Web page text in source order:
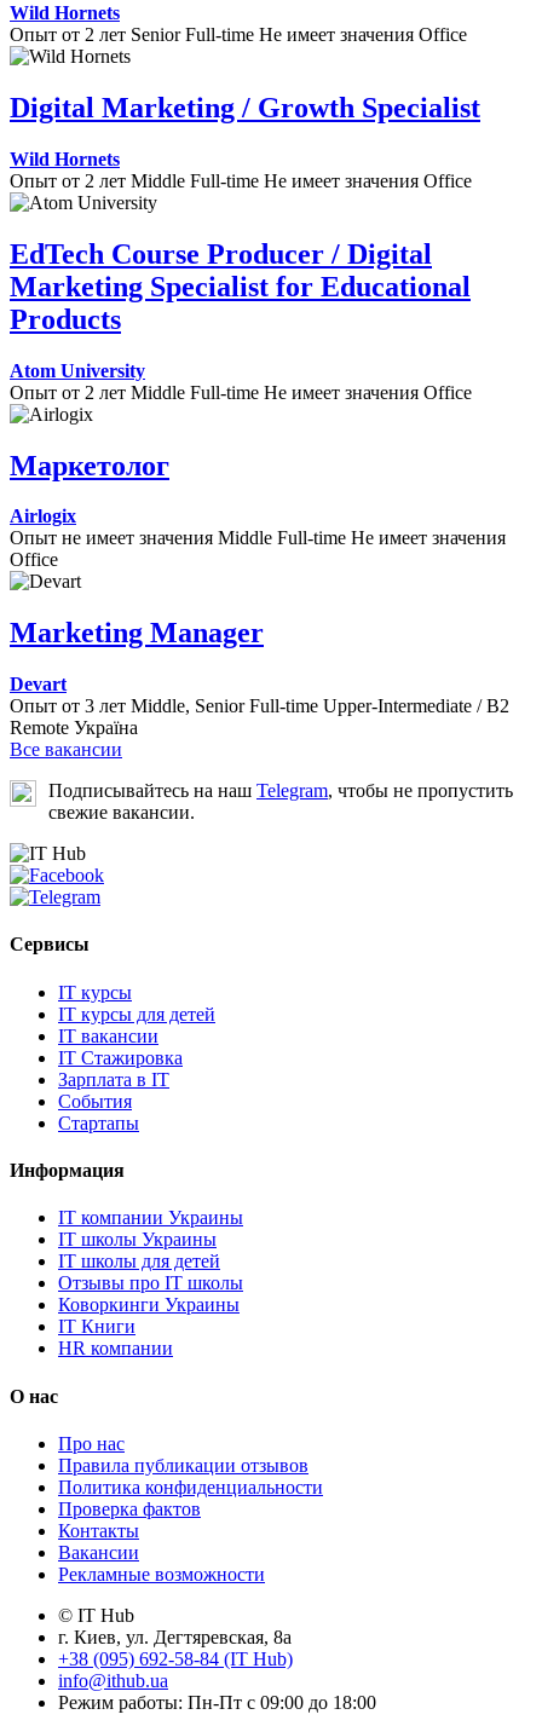
Wild Hornets
Опыт от 2 лет Senior Full-time Не имеет значения Office
Digital Marketing / Growth Specialist
Wild Hornets
Опыт от 2 лет Middle Full-time Не имеет значения Office
EdTech Course Producer / Digital
Marketing Specialist for Educational
Products
Atom University
Опыт от 2 лет Middle Full-time Не имеет значения Office
Маркетолог
Airlogix
Опыт не имеет значения Middle Full-time Не имеет значения
Office
Marketing Manager
Devart
Опыт от 3 лет Middle, Senior Full-time Upper-Intermediate / B2
Remote Україна
Все вакансии
Подписывайтесь на наш Telegram, чтобы не пропустить
свежие вакансии.
Сервисы
IT курсы
IT курсы для детей
IT вакансии
IT Стажировка
Зарплата в IT
События
Стартапы
Информация
IT компании Украины
IT школы Украины
IT школы для детей
Отзывы про IT школы
Коворкинги Украины
IT Книги
HR компании
О нас
Про нас
Правила публикации отзывов
Политика конфиденциальности
Проверка фактов
Контакты
Вакансии
Рекламные возможности
© IT Hub
г. Киев, ул. Дегтяревская, 8а
+38 (095) 692-58-84 (IT Hub)
info@ithub.ua
Режим работы: Пн-Пт с 09:00 до 18:00